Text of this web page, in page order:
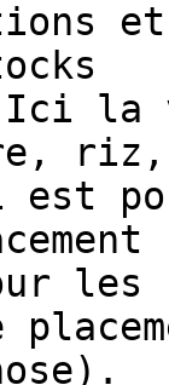
Ici la
riz,
les